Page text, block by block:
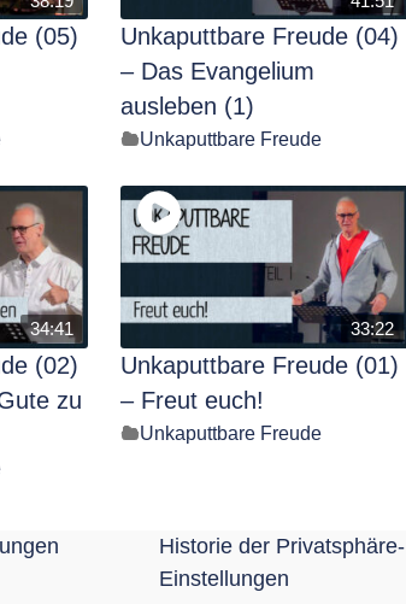
(05)
Unkaputtbare Freude (04)
– Das Evangelium
ausleben (1)
Unkaputtbare Freude
34:41
(02)
zu
33:22
Unkaputtbare Freude (01)
– Freut euch!
Unkaputtbare Freude
Historie der Privatsphäre-
Einstellungen